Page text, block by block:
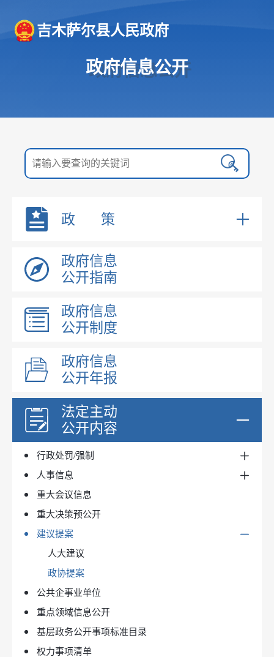
吉木萨尔县人民政府
政府信息公开
政 策
自治区文件
吉木萨尔县文件
政府规章
政府办文件
政府信息
公开指南
政府信息
公开制度
政府信息
公开年报
法定主动
公开内容
机构职能
政策解读
国民经济和社会发展规划
专项规划
区域规划
政府工作报告
法治政府建设工作报告
政府网站工作报表
财政预决算
政府集中采购
目录标准
实施情况
行政事业性收费
行政事业性收费
收费清单
行政许可和其他管理服务事项
行政权力事项清单
新疆政务服务网
事项办理结果
行政处罚/强制
行政权力事项清单
信用中国（新疆）
处罚/强制决定
人事信息
公务员招考
人事任免
重大会议信息
重大决策预公开
建议提案
人大建议
政协提案
公共企事业单位
重点领域信息公开
基层政务公开事项标准目录
权力事项清单